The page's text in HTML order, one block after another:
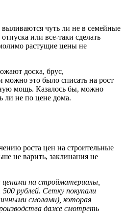
чуть ли не в семейные
или все-таки сделать
растущие цены не
доска, брус,
можно это было списать на рост
мощь. Казалось бы, можно
ли не по цене дома.
роста цен на строительные
не варить, заклинания не
ценами на стройматериалы,
рублей. Сетку покупали
смолами), которая
даже смотреть